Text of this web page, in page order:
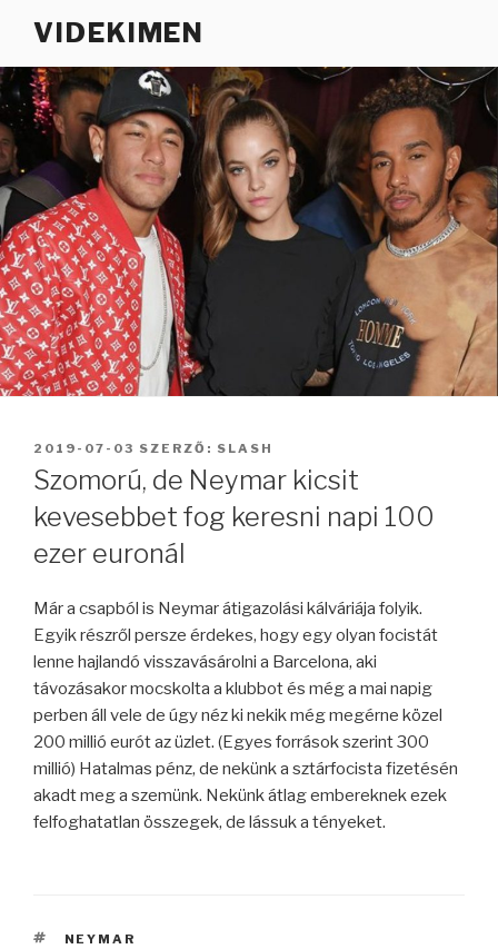
VIDEKIMEN
BEKÜLDVE:
2019-07-03 SZERZŐ: SLASH
Szomorú, de Neymar kicsit
kevesebbet fog keresni napi 100
ezer euronál
Már a csapból is Neymar átigazolási kálváriája folyik.
Egyik részről persze érdekes, hogy egy olyan focistát
lenne hajlandó visszavásárolni a Barcelona, aki
távozásakor mocskolta a klubbot és még a mai napig
perben áll vele de úgy néz ki nekik még megérne közel
200 millió eurót az üzlet. (Egyes források szerint 300
millió) Hatalmas pénz, de nekünk a sztárfocista fizetésén
akadt meg a szemünk. Nekünk átlag embereknek ezek
felfoghatatlan összegek, de lássuk a tényeket.
CÍMKÉK
NEYMAR